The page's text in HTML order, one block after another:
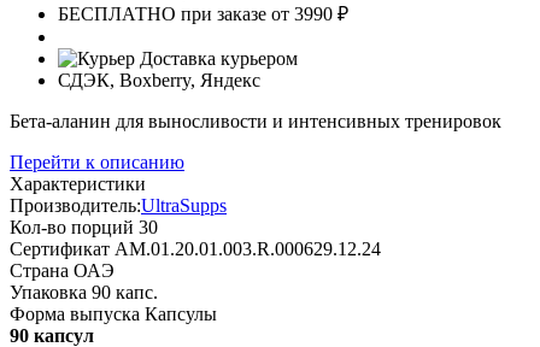
БЕСПЛАТНО при заказе от 3990 ₽
Доставка курьером
СДЭК, Boxberry, Яндекс
Бета-аланин для выносливости и интенсивных тренировок
Перейти к описанию
Характеристики
Производитель:UltraSupps
Кол-во порций 30
Сертификат AM.01.20.01.003.R.000629.12.24
Страна ОАЭ
Упаковка 90 капс.
Форма выпуска Капсулы
90 капсул